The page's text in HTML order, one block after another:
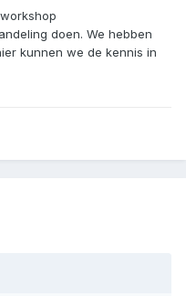
doen. We hebben
kunnen we de kennis in